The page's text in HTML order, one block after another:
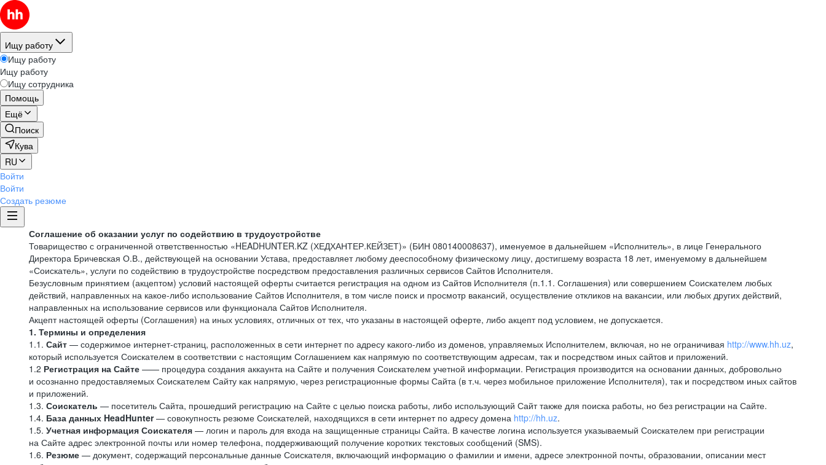
Ищу работу
Ищу работу
Ищу работу
Ищу сотрудника
Помощь
Ещё
Поиск
Кува
RU
Войти
Войти
Создать резюме
Соглашение об оказании услуг по содействию в трудоустройстве
Товарищество с ограниченной ответственностью «HEADHUNTER.KZ (ХЕДХАНТЕР.КЕЙЗЕТ)» (БИН 080140008637), именуемое в дальнейшем «Исполнитель», в лице Генерального
Директора Бричевская О.В., действующей на основании Устава, предоставляет любому дееспособному физическому лицу, достигшему возраста 18 лет, именуемому в дальнейшем
«Соискатель», услуги по содействию в трудоустройстве посредством предоставления различных сервисов Сайтов Исполнителя.
Безусловным принятием (акцептом) условий настоящей оферты считается регистрация на одном из Сайтов Исполнителя (п.1.1. Соглашения) или совершением Соискателем любых
действий, направленных на какое-либо использование Сайтов Исполнителя, в том числе поиск и просмотр вакансий, осуществление откликов на вакансии, или любых других действий,
направленных на использование сервисов или функционала Сайтов Исполнителя.
Акцепт настоящей оферты (Соглашения) на иных условиях, отличных от тех, что указаны в настоящей оферте, либо акцепт под условием, не допускается.
1. Термины и определения
1.1. Сайт — содержимое интернет-страниц, расположенных в сети интернет по адресу какого-либо из доменов, управляемых Исполнителем, включая, но не ограничивая http://www.hh.uz,
который используется Соискателем в соответствии с настоящим Соглашением как напрямую по соответствующим адресам, так и посредством иных сайтов и приложений.
1.2 Регистрация на Сайте —— процедура создания аккаунта на Сайте и получения Соискателем учетной информации. Регистрация производится на основании данных, добровольно
и осознанно предоставляемых Соискателем Сайту как напрямую, через регистрационные формы Сайта (в т.ч. через мобильное приложение Исполнителя), так и посредством иных сайтов
и приложений.
1.3. Соискатель — посетитель Сайта, прошедший регистрацию на Сайте с целью поиска работы, либо использующий Сайт также для поиска работы, но без регистрации на Сайте.
1.4. База данных HeadHunter— совокупность резюме Соискателей, находящихся в сети интернет по адресу домена http://hh.uz.
1.5. Учетная информация Соискателя — логин и пароль для входа на защищенные страницы Сайта. В качестве логина используется указываемый Соискателем при регистрации
на Сайте адрес электронной почты или номер телефона, поддерживающий получение коротких текстовых сообщений (SMS).
1.6. Резюме — документ, содержащий персональные данные Соискателя, включающий информацию о фамилии и имени, адресе электронной почты, образовании, описании мест